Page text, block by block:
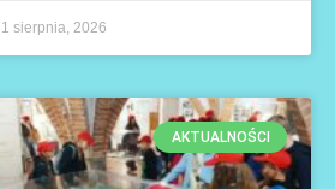
1 sierpnia, 2026
AKTUALNOŚCI